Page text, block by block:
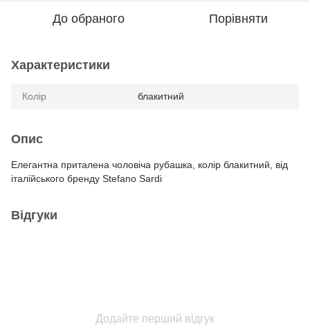
До обраного Порівняти
Характеристики
Колір блакитний
Опис
Елегантна приталена чоловіча рубашка, колір блакитний, від
італійського бренду Stefano Sardi
Відгуки
Додайте перший відгук